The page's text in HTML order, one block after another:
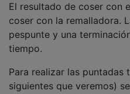
El resultado de coser con
coser con la remalladora.
pespunte y una
tiempo.
Para realizar las
siguientes que veremos)